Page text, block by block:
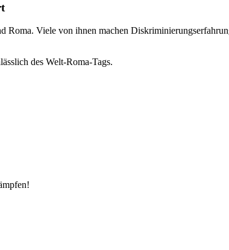
Roma. Viele von ihnen machen
des Welt-Roma-Tags.